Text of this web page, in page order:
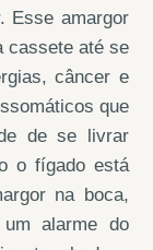
Esse amargor
cassete até se
câncer e
que
de se livrar
o fígado está
na boca,
alarme do